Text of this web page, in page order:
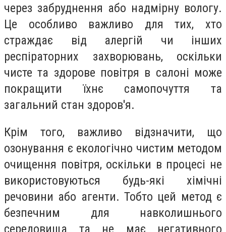
через забруднення або надмірну вологу.
Це особливо важливо для тих, хто
страждає від алергій чи інших
респіраторних захворювань, оскільки
чисте та здорове повітря в салоні може
покращити їхнє самопочуття та
загальний стан здоров'я.
Крім того, важливо відзначити, що
озонування є екологічно чистим методом
очищення повітря, оскільки в процесі не
використовуються будь-які хімічні
речовини або агенти. Тобто цей метод є
безпечним для навколишнього
середовища та не має негативного